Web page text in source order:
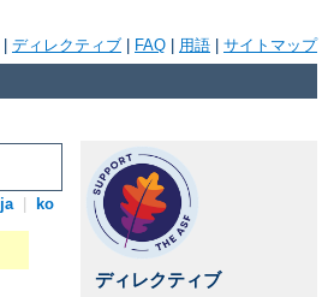
ディレクティブ FAQ 用語 サイトマップ
ja ko
ディレクティブ